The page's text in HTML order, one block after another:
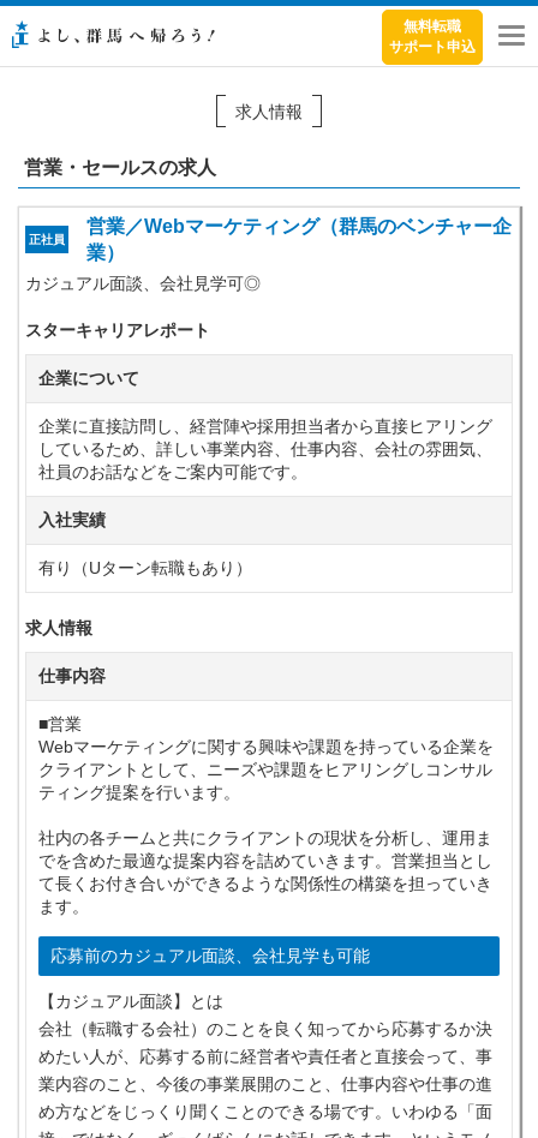
無料転職
サポート申込
求人情報
営業・セールスの求人
正社員
営業／Webマーケティング（群馬のベンチャー企
業）
カジュアル面談、会社見学可◎
スターキャリアレポート
企業について
企業に直接訪問し、経営陣や採用担当者から直接ヒアリング
しているため、詳しい事業内容、仕事内容、会社の雰囲気、
社員のお話などをご案内可能です。
入社実績
有り（Uターン転職もあり）
求人情報
仕事内容
■営業
Webマーケティングに関する興味や課題を持っている企業を
クライアントとして、ニーズや課題をヒアリングしコンサル
ティング提案を行います。
社内の各チームと共にクライアントの現状を分析し、運用ま
でを含めた最適な提案内容を詰めていきます。営業担当とし
て長くお付き合いができるような関係性の構築を担っていき
ます。
応募前のカジュアル面談、会社見学も可能
【カジュアル面談】とは
会社（転職する会社）のことを良く知ってから応募するか決
めたい人が、応募する前に経営者や責任者と直接会って、事
業内容のこと、今後の事業展開のこと、仕事内容や仕事の進
め方などをじっくり聞くことのできる場です。いわゆる「面